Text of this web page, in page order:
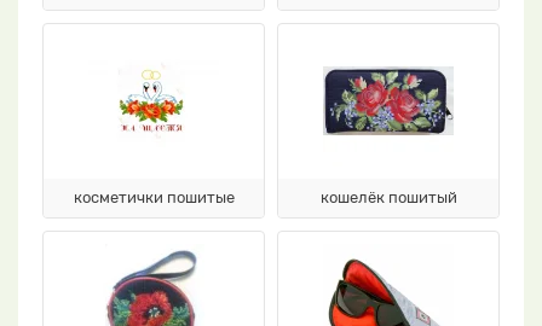
косметички пошитые кошелёк пошитый